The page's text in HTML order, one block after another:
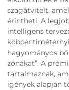
szagátvitelt,
érintheti. A
intelligens
hagyományos
zónákat”. A
tartalmaznak,
igények alapján